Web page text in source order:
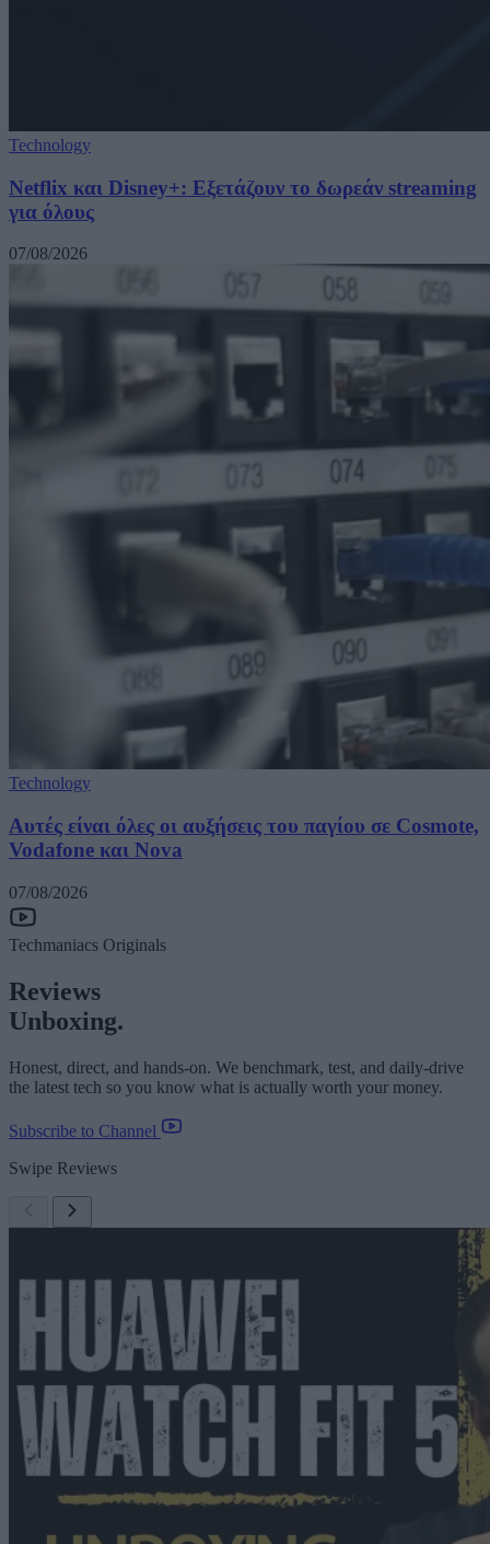
Technology
Netflix και Disney+: Εξετάζουν το δωρεάν streaming
για όλους
07/08/2026
Technology
Αυτές είναι όλες οι αυξήσεις του παγίου σε Cosmote,
Vodafone και Nova
07/08/2026
Techmaniacs Originals
Reviews
Unboxing.
Honest, direct, and hands-on. We benchmark, test, and daily-drive
the latest tech so you know what is actually worth your money.
Subscribe to Channel
Swipe Reviews